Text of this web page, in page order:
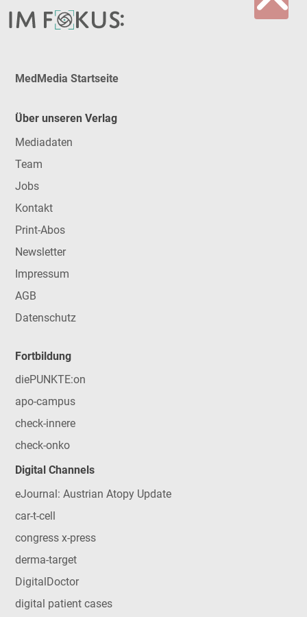
MedMedia Startseite
Über unseren Verlag
Mediadaten
Team
Jobs
Kontakt
Print-Abos
Newsletter
Impressum
AGB
Datenschutz
Fortbildung
diePUNKTE:on
apo-campus
check-innere
check-onko
Digital Channels
eJournal: Austrian Atopy Update
car-t-cell
congress x-press
derma-target
DigitalDoctor
digital patient cases